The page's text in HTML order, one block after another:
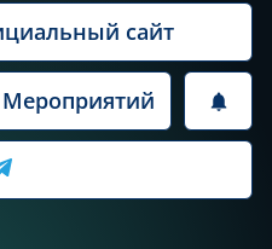
сайт
Мероприятий